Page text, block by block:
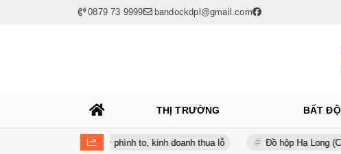
0879 73 9999 bandockdpl@gmail.com
THỊ TRƯỜNG BẤT
lúc nợ vay phình to, kinh doanh thua lỗ Đồ hộp Hạ Long (CAN) báo lỗ